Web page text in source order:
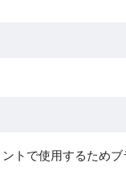
トで使用するため